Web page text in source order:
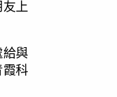
上
與
科